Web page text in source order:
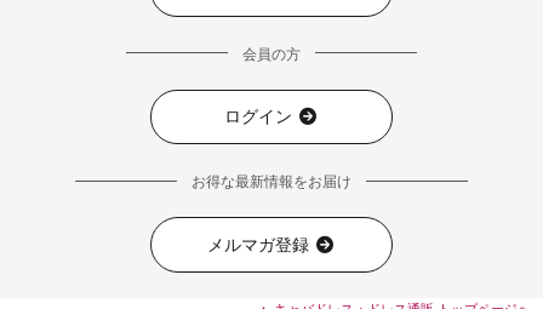
会員の方
ログイン
お得な最新情報をお届け
メルマガ登録